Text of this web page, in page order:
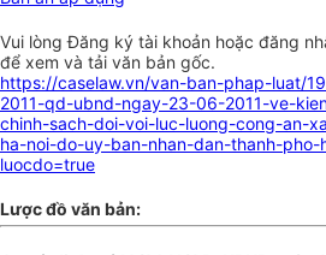
Vui lòngĐăng ký tài khoản hoặc đăng
để xem và tải văn bản gốc.
https://caselaw.vn/van-ban-phap-luat/
2011-qd-ubnd-ngay-23-06-2011-ve-
chinh-sach-doi-voi-luc-luong-cong-an-
ha-noi-do-uy-ban-nhan-dan-thanh-pho-
luocdo=true
Lược đồ văn bản: